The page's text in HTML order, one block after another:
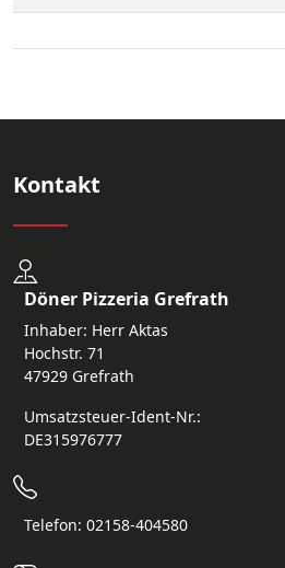
Kontakt
Döner Pizzeria Grefrath
Inhaber: Herr Aktas
Hochstr. 71
47929 Grefrath
Umsatzsteuer-Ident-Nr.:
DE315976777
Telefon: 02158-404580